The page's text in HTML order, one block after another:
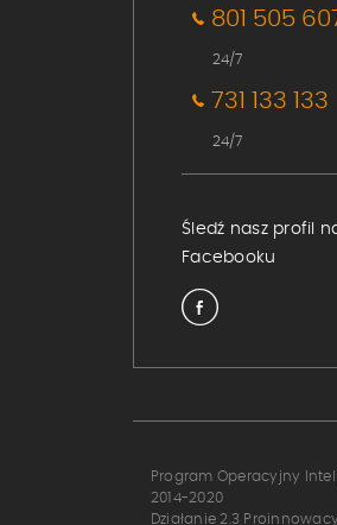
801 505
24/7
731 133 133
24/7
Śledź nasz profil
Facebooku
Program Operacyjny
2014-2020
Działanie 2.3